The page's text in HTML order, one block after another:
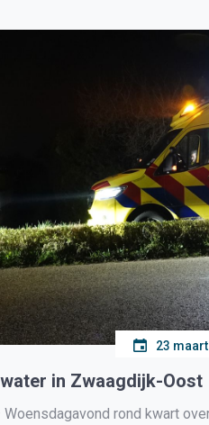
23
in Zwaagdijk-Oost
Woensdagavond rond kwart